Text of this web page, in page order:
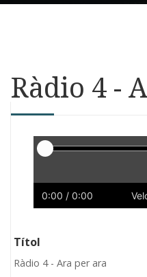
Ràdio 4 -
0:00 / 0:00
Títol
Ràdio 4 - Ara per ara